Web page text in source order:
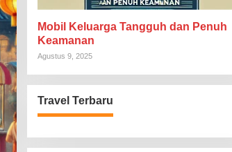
Mobil Keluarga Tangguh dan Penuh
Keamanan
Agustus 9, 2025
Travel Terbaru